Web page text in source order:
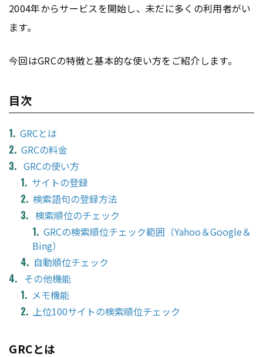
2004年からサービスを開始し、未だに多くの利用者がい
ます。
今回はGRCの特徴と基本的な使い方をご紹介します。
目次
GRCとは
GRCの料金
GRCの使い方
サイトの登録
検索語句の登録方法
検索順位のチェック
GRCの検索順位チェック範囲（Yahoo＆Google＆
Bing）
自動順位チェック
その他機能
メモ機能
上位100サイトの検索順位チェック
GRCとは